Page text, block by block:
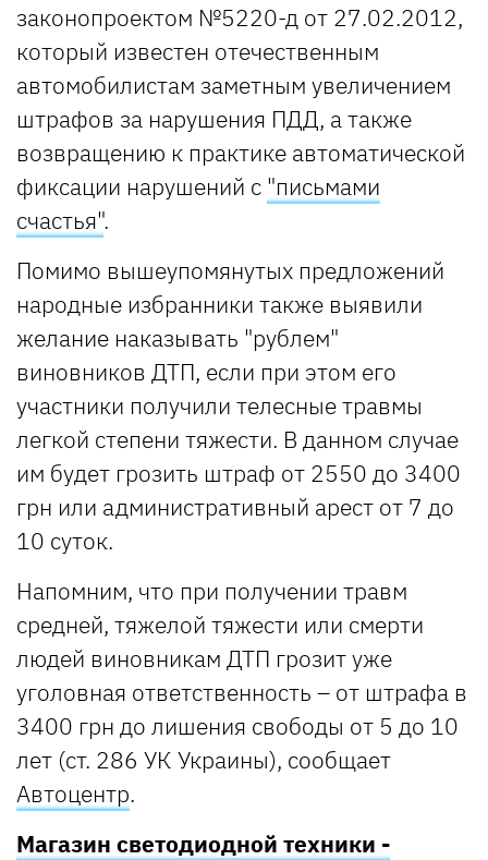
законопроектом №5220-д от 27.02.2012,
который известен отечественным
автомобилистам заметным увеличением
штрафов за нарушения ПДД, а также
возвращению к практике автоматической
фиксации нарушений с "письмами
счастья".
Помимо вышеупомянутых предложений
народные избранники также выявили
желание наказывать "рублем"
виновников ДТП, если при этом его
участники получили телесные травмы
легкой степени тяжести. В данном случае
им будет грозить штраф от 2550 до 3400
грн или административный арест от 7 до
10 суток.
Напомним, что при получении травм
средней, тяжелой тяжести или смерти
людей виновникам ДТП грозит уже
уголовная ответственность – от штрафа в
3400 грн до лишения свободы от 5 до 10
лет (ст. 286 УК Украины), сообщает
Автоцентр.
Магазин светодиодной техники -